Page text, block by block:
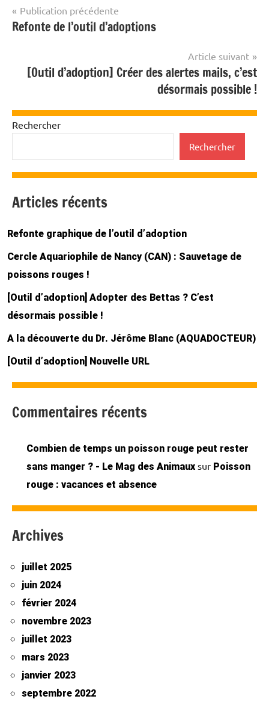
Navigation
de
Publication précédente
Refonte de l’outil d’adoptions
Article suivant
[Outil d’adoption] Créer des alertes mails, c’est
désormais possible !
Rechercher
Rechercher
Articles récents
Refonte graphique de l’outil d’adoption
Cercle Aquariophile de Nancy (CAN) : Sauvetage de
poissons rouges !
[Outil d’adoption] Adopter des Bettas ? C’est
désormais possible !
A la découverte du Dr. Jérôme Blanc (AQUADOCTEUR)
[Outil d’adoption] Nouvelle URL
Commentaires récents
Combien de temps un poisson rouge peut rester
sans manger ? - Le Mag des Animaux sur Poisson
rouge : vacances et absence
Archives
juillet 2025
juin 2024
février 2024
novembre 2023
juillet 2023
mars 2023
janvier 2023
septembre 2022